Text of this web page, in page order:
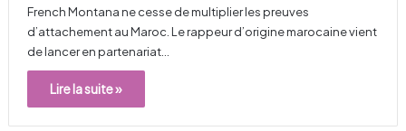
French Montana ne cesse de multiplier les preuves
d’attachement au Maroc. Le rappeur d’origine marocaine vient
de lancer en partenariat…
Lire la suite »